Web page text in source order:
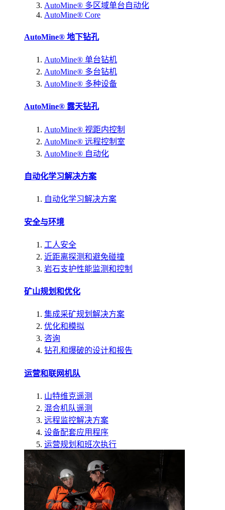
AutoMine® 多区域单台自动化
AutoMine® Core
AutoMine® 地下钻孔
AutoMine® 单台钻机
AutoMine® 多台钻机
AutoMine® 多种设备
AutoMine® 露天钻孔
AutoMine® 视距内控制
AutoMine® 远程控制室
AutoMine® 自动化
自动化学习解决方案
自动化学习解决方案
安全与环境
工人安全
近距离探测和避免碰撞
岩石支护性能监测和控制
矿山规划和优化
集成采矿规划解决方案
优化和模拟
咨询
钻孔和爆破的设计和报告
运营和联网机队
山特维克遥测
混合机队遥测
远程监控解决方案
设备配套应用程序
运营规划和班次执行